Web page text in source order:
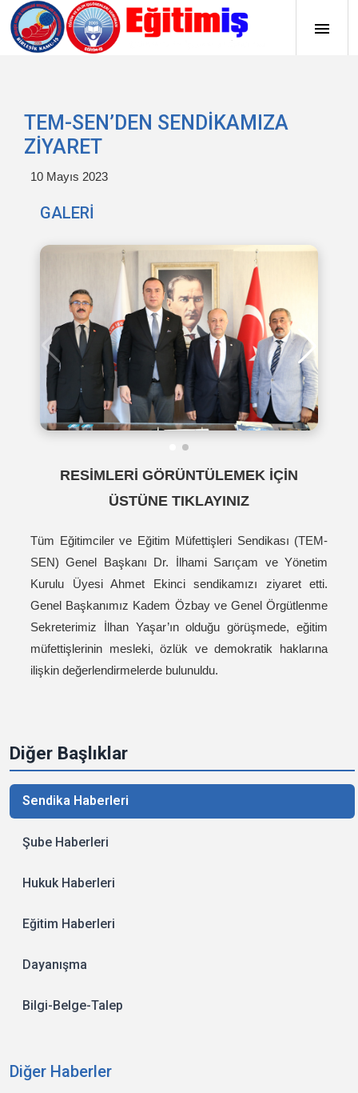
Diğer Başlıklar
Sendika Haberleri
Şube Haberleri
Hukuk Haberleri
Eğitim Haberleri
Dayanışma
Bilgi-Belge-Talep
Diğer Haberler
TEM-SEN’DEN SENDİKAMIZA
ZİYARET
10 Mayıs 2023
GALERİ
RESİMLERİ GÖRÜNTÜLEMEK İÇİN
ÜSTÜNE TIKLAYINIZ
Tüm Eğitimciler ve Eğitim Müfettişleri Sendikası (TEM-
SEN) Genel Başkanı Dr. İlhami Sarıçam ve Yönetim
Kurulu Üyesi Ahmet Ekinci sendikamızı ziyaret etti.
Genel Başkanımız Kadem Özbay ve Genel Örgütlenme
Sekreterimiz İlhan Yaşar’ın olduğu görüşmede, eğitim
müfettişlerinin mesleki, özlük ve demokratik haklarına
ilişkin değerlendirmelerde bulunuldu.